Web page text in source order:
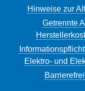
Hinweise zur
Getrennte
Elektro- und